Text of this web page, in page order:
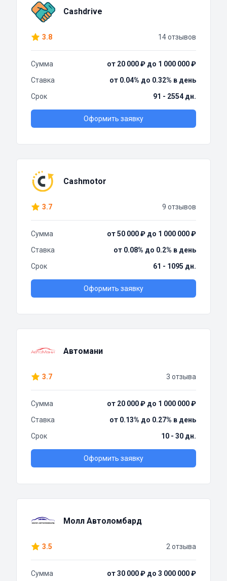
Cashdrive
3.8 14 отзывов
Сумма
от 20 000 ₽ до 1 000 000 ₽
Ставка
от 0.04% до 0.32% в день
Срок
91 - 2554 дн.
Оформить заявку
Cashmotor
3.7 9 отзывов
Сумма
от 50 000 ₽ до 1 000 000 ₽
Ставка
от 0.08% до 0.2% в день
Срок
61 - 1095 дн.
Оформить заявку
Автомани
3.7 3 отзыва
Сумма
от 20 000 ₽ до 1 000 000 ₽
Ставка
от 0.13% до 0.27% в день
Срок
10 - 30 дн.
Оформить заявку
Молл Автоломбард
3.5 2 отзыва
Сумма
от 30 000 ₽ до 3 000 000 ₽